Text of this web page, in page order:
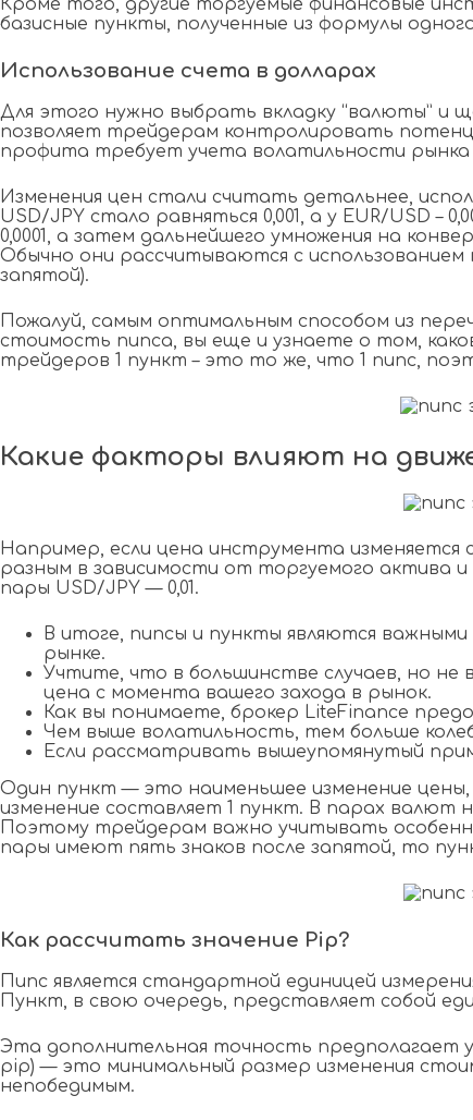
Кроме того, другие торгуемые финансовые
базисные пункты, полученные из формулы
Использование счета в долларах
Для этого нужно выбрать вкладку “валюты” и
позволяет трейдерам контролировать
профита требует учета волатильности
Изменения цен стали считать детальнее,
USD/JPY стало равняться 0,001, а у EUR/USD –
0,0001, а затем дальнейшего умножения на
Обычно они рассчитываются с использованием
запятой).
Пожалуй, самым оптимальным способом из
стоимость пипса, вы еще и узнаете о том,
трейдеров 1 пункт – это то же, что 1 пипс,
Какие факторы влияют на
Например, если цена инструмента изменяется
разным в зависимости от торгуемого актива и
пары USD/JPY — 0,01.
В итоге, пипсы и пункты являются
рынке.
Учтите, что в большинстве случаев, но не
цена с момента вашего захода в рынок.
Как вы понимаете, брокер LiteFinance
Чем выше волатильность, тем больше
Если рассматривать вышеупомянутый
Один пункт — это наименьшее изменение цены,
изменение составляет 1 пункт. В парах валют
Поэтому трейдерам важно учитывать
пары имеют пять знаков после запятой, то
Как рассчитать значение Pip?
Пипс является стандартной единицей
Пункт, в свою очередь, представляет собой
Эта дополнительная точность предполагает
pip) — это минимальный размер изменения
непобедимым.